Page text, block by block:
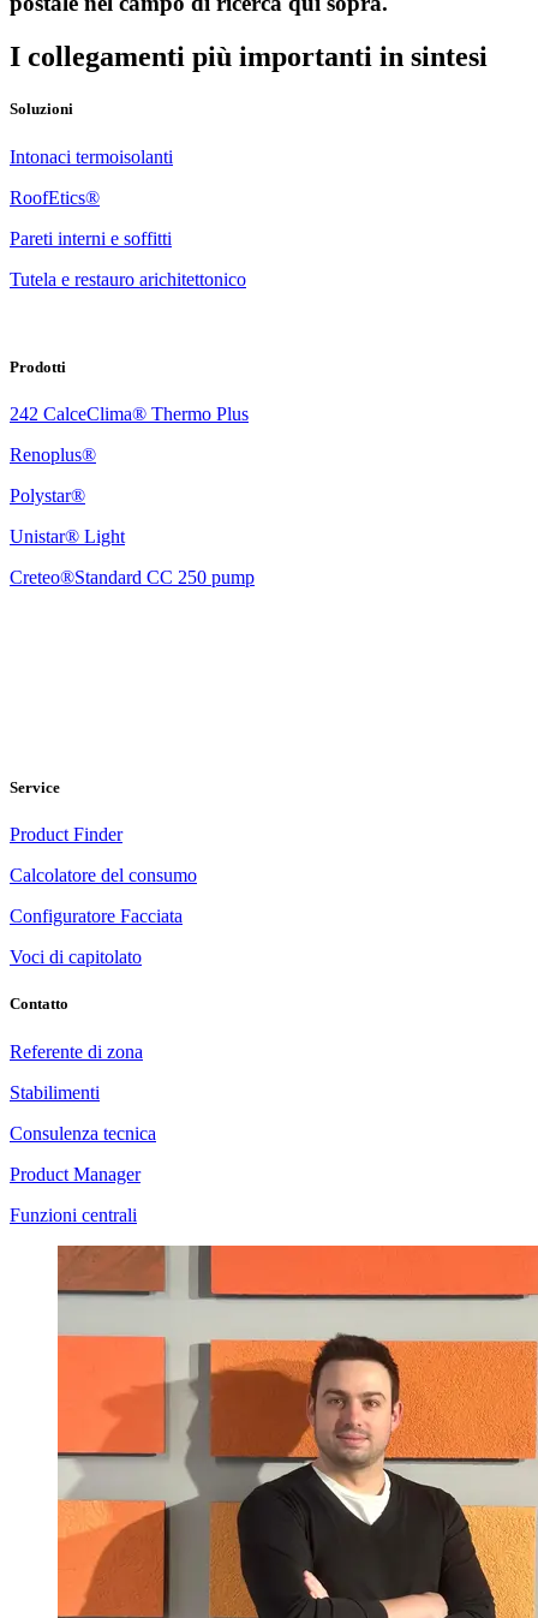
I collegamenti più importanti in sintesi
Soluzioni
Intonaci termoisolanti
RoofEtics®
Pareti interni e soffitti
Tutela e restauro arichitettonico
Prodotti
242 CalceClima® Thermo Plus
Renoplus®
Polystar®
Unistar® Light
Creteo®Standard CC 250 pump
Service
Product Finder
Calcolatore del consumo
Configuratore Facciata
Voci di capitolato
Contatto
Referente di zona
Stabilimenti
Consulenza tecnica
Product Manager
Funzioni centrali